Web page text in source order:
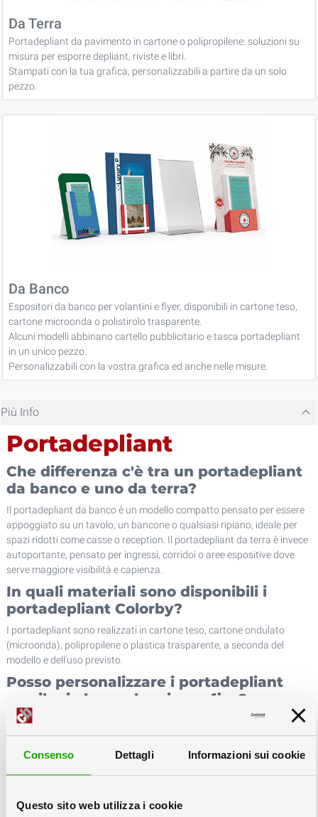
Consenso Dettagli Informazioni sui cookie
Questo sito web utilizza i cookie
Da Terra
Portadepliant da pavimento in cartone o polipropilene: soluzioni su
misura per esporre depliant, riviste e libri.
Stampati con la tua grafica, personalizzabili a partire da un solo
pezzo.
Da Banco
Espositori da banco per volantini e flyer, disponibili in cartone teso,
cartone microonda o polistirolo trasparente.
Alcuni modelli abbinano cartello pubblicitario e tasca portadepliant
in un unico pezzo.
Personalizzabili con la vostra grafica ed anche nelle misure.
Più Info
Portadepliant
Che differenza c'è tra un portadepliant
da banco e uno da terra?
Il portadepliant da banco è un modello compatto pensato per essere
appoggiato su un tavolo, un bancone o qualsiasi ripiano, ideale per
spazi ridotti come casse o reception. Il portadepliant da terra è invece
autoportante, pensato per ingressi, corridoi o aree espositive dove
serve maggiore visibilità e capienza.
In quali materiali sono disponibili i
portadepliant Colorby?
I portadepliant sono realizzati in cartone teso, cartone ondulato
(microonda), polipropilene o plastica trasparente, a seconda del
modello e dell'uso previsto.
Posso personalizzare i portadepliant
con il mio logo o la mia grafica?
Sì, tutti i portadepliant possono essere stampati con la vostra grafica
personalizzata, anche per piccole quantità ed in alcuni casi anche a
partire da una sola copia.
Qual è il quantitativo minimo d'ordine?
personalizzato, rendendo questa soluzione adatta sia a piccole